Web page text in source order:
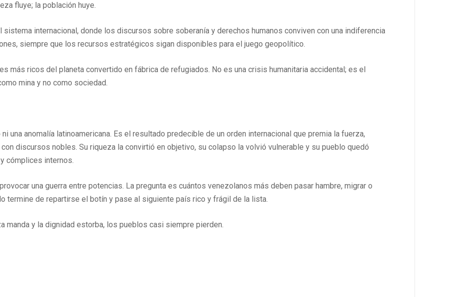
fluye; la población huye.
internacional, donde los discursos sobre soberanía y derechos humanos conviven con una indiferencia
siempre que los recursos estratégicos sigan disponibles para el juego geopolítico.
más ricos del planeta convertido en fábrica de refugiados. No es una crisis humanitaria accidental; es el
mina y no como sociedad.
una anomalía latinoamericana. Es el resultado predecible de un orden internacional que premia la fuerza,
discursos nobles. Su riqueza la convirtió en objetivo, su colapso la volvió vulnerable y su pueblo quedó
cómplices internos.
una guerra entre potencias. La pregunta es cuántos venezolanos más deben pasar hambre, migrar o
termine de repartirse el botín y pase al siguiente país rico y frágil de la lista.
manda y la dignidad estorba, los pueblos casi siempre pierden.